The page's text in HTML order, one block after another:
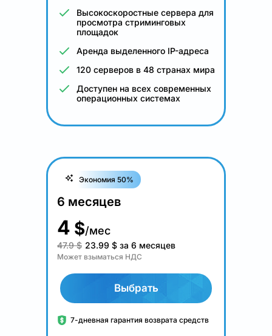
Высокоскоростные сервера для
просмотра стриминговых
площадок
Аренда выделенного IP-адреса
120 серверов в 48 странах мира
Доступен на всех современных
операционных системах
Экономия 50%
6 месяцев
4 $/мес
47.9 $ 23.99 $ за 6 месяцев
Может взыматься НДС
Выбрать
7-дневная гарантия возврата средств